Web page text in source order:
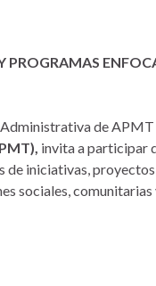
PROGRAMAS
Administrativa de
invita a participar
de iniciativas,
sociales, comunitarias